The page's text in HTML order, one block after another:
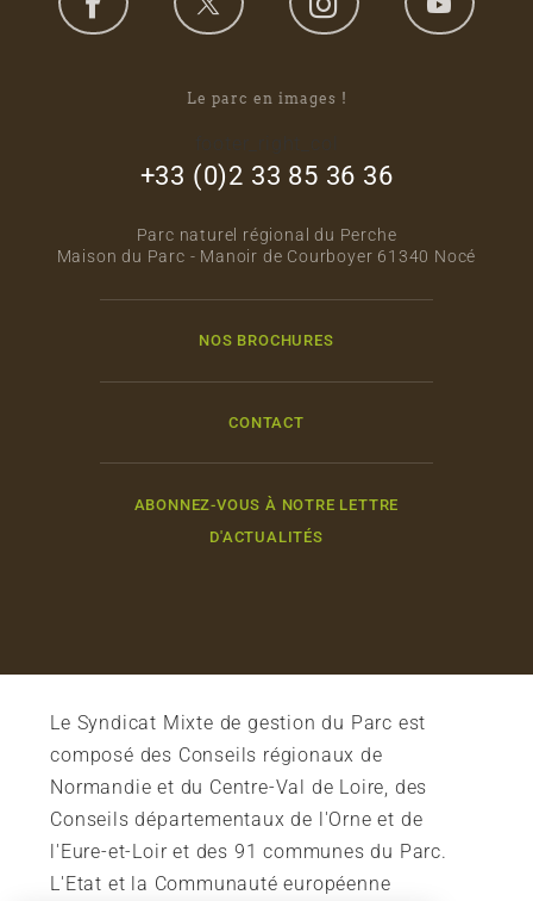
Le parc en images !
+33 (0)2 33 85 36 36
Parc naturel régional du Perche
Maison du Parc - Manoir de Courboyer 61340 Nocé
NOS BROCHURES
CONTACT
ABONNEZ-VOUS À NOTRE LETTRE
D'ACTUALITÉS
Le Syndicat Mixte de gestion du Parc est
composé des Conseils régionaux de
Normandie et du Centre-Val de Loire, des
Conseils départementaux de l'Orne et de
l'Eure-et-Loir et des 91 communes du Parc.
L'Etat et la Communauté européenne